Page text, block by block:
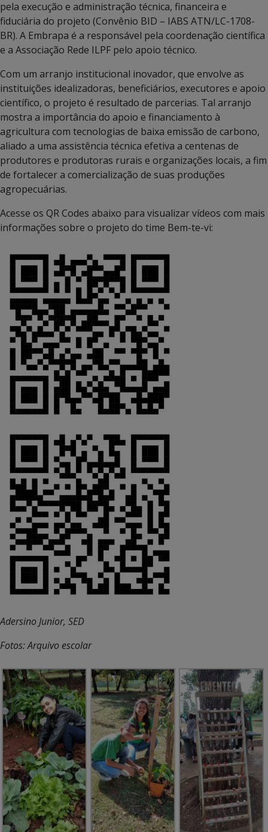
pela execução e administração técnica, financeira e
fiduciária do projeto (Convênio BID – IABS ATN/LC-1708-
BR). A Embrapa é a responsável pela coordenação científica
e a Associação Rede ILPF pelo apoio técnico.
Com um arranjo institucional inovador, que envolve as
instituições idealizadoras, beneficiários, executores e apoio
científico, o projeto é resultado de parcerias. Tal arranjo
mostra a importância do apoio e financiamento à
agricultura com tecnologias de baixa emissão de carbono,
aliado a uma assistência técnica efetiva a centenas de
produtores e produtoras rurais e organizações locais, a fim
de fortalecer a comercialização de suas produções
agropecuárias.
Acesse os QR Codes abaixo para visualizar vídeos com mais
informações sobre o projeto do time Bem-te-vi:
Adersino Junior, SED
Fotos: Arquivo escolar